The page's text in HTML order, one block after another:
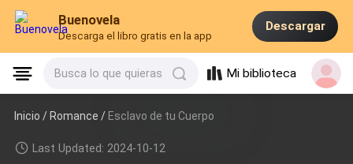
Buenovela
Descarga el libro gratis en la app
Descargar
Busca lo que quieras Mi biblioteca
Inicio /Romance / Esclavo de tu Cuerpo
Last Updated: 2024-10-12